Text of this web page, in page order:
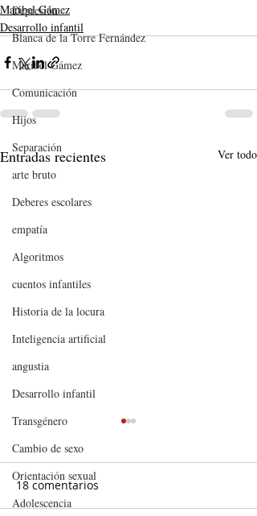
Depresión
Blanca de la Torre Fernández
Maribel Gámez
Comunicación
Hijos
Separación
arte bruto
Deberes escolares
empatía
Algoritmos
cuentos infantiles
Historia de la locura
Inteligencia artificial
angustia
Desarrollo infantil
Transgénero
Cambio de sexo
Orientación sexual
Adolescencia
Maribel Gámez
Desarrollo infantil
Entradas recientes Ver todo
18 comentarios